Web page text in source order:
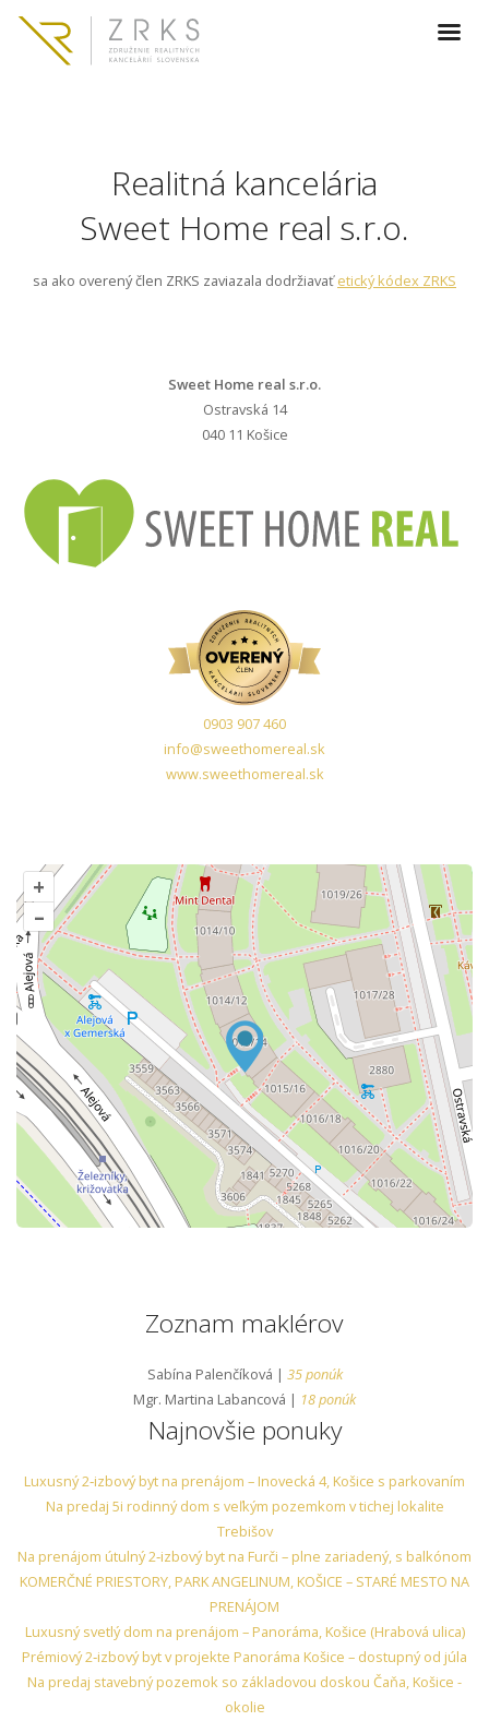
Realitná kancelária
Sweet Home real s.r.o.
sa ako overený člen ZRKS zaviazala dodržiavaťetický kódex ZRKS
Sweet Home real s.r.o.
Ostravská 14
040 11 Košice
0903 907 460
info@sweethomereal.sk
www.sweethomereal.sk
+
–
Zoznam maklérov
Sabína Palenčíková | 35 ponúk
Mgr. Martina Labancová | 18 ponúk
Najnovšie ponuky
Luxusný 2‑izbový byt na prenájom – Inovecká 4, Košice s parkovaním
Na predaj 5i rodinný dom s veľkým pozemkom v tichej lokalite
Trebišov
Na prenájom útulný 2‑izbový byt na Furči – plne zariadený, s balkónom
KOMERČNÉ PRIESTORY, PARK ANGELINUM, KOŠICE – STARÉ MESTO NA
PRENÁJOM
Luxusný svetlý dom na prenájom – Panoráma, Košice (Hrabová ulica)
Prémiový 2‑izbový byt v projekte Panoráma Košice – dostupný od júla
Na predaj stavebný pozemok so základovou doskou Čaňa, Košice -
okolie